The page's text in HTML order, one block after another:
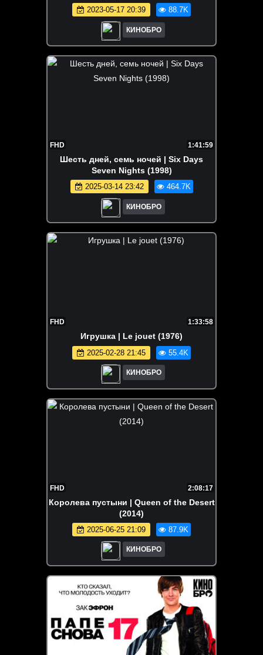
2023-05-17 20:39 88.7K
КИНОБРО
FHD 1:41:59
Шесть дней, семь ночей | Six Days
Seven Nights (1998)
2025-03-14 23:42 464.7K
КИНОБРО
FHD 1:33:58
Игрушка | Le jouet (1976)
2025-02-28 21:45 55.4K
КИНОБРО
FHD 2:08:17
Королева пустыни | Queen of the Desert
(2014)
2025-06-25 21:09 87.9K
КИНОБРО